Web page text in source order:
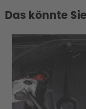
Das könnte